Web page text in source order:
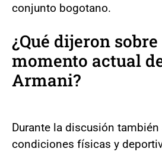
conjunto bogotano.
¿Qué dijeron
momento actual
Armani?
Durante la discusión
condiciones físicas y